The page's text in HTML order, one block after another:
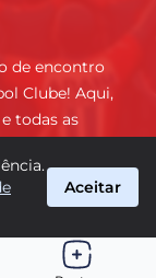
de encontro
Clube! Aqui,
todas as
pelo
Aceitar